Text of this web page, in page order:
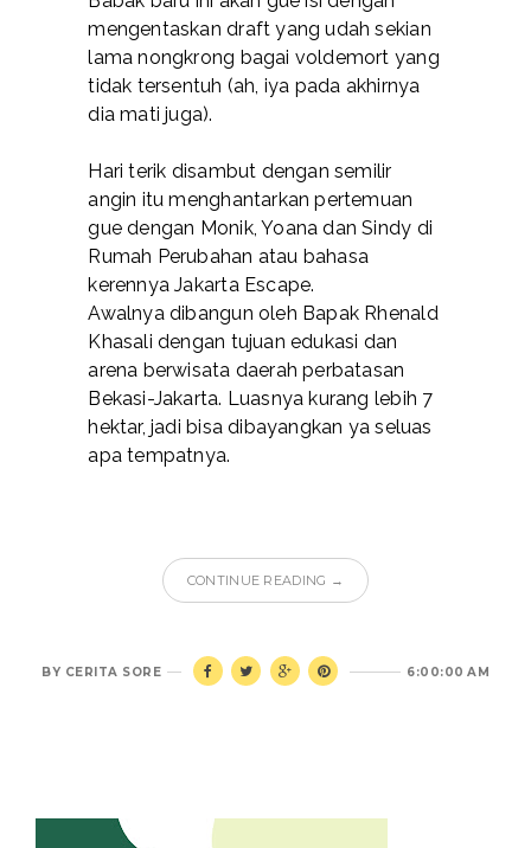
mengentaskan draft yang udah sekian
lama nongkrong bagai voldemort yang
tidak tersentuh (ah, iya pada akhirnya
dia mati juga).
Hari terik disambut dengan semilir
angin itu menghantarkan pertemuan
gue dengan Monik, Yoana dan Sindy di
Rumah Perubahan atau bahasa
kerennya Jakarta Escape.
Awalnya dibangun oleh Bapak Rhenald
Khasali dengan tujuan edukasi dan
arena berwisata daerah perbatasan
Bekasi-Jakarta. Luasnya kurang lebih 7
hektar, jadi bisa dibayangkan ya seluas
apa tempatnya.
CONTINUE READING →
6:00:00 AM
BY CERITA SORE